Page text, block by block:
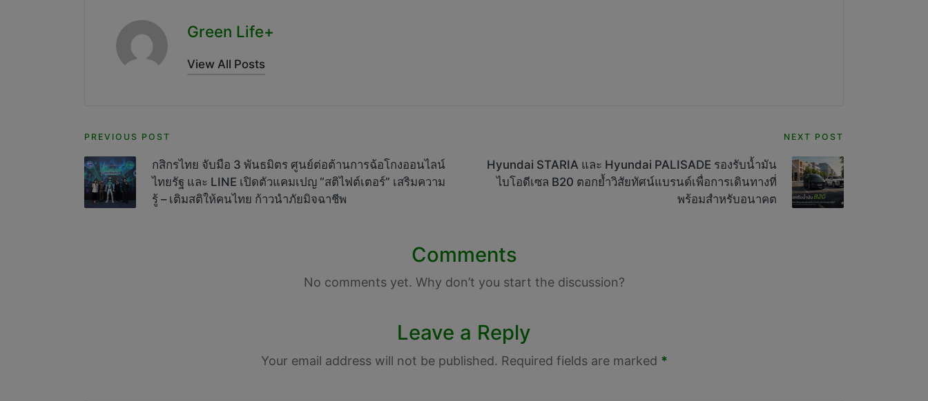
Green Life+
View All Posts
Post
navigation
PREVIOUS POST
กสิกรไทย จับมือ 3 พันธมิตร ศูนย์ต่อต้านการฉ้อโกงออนไลน์
ไทยรัฐ และ LINE เปิดตัวแคมเปญ “สติไฟต์เตอร์” เสริมความ
รู้ – เติมสติให้คนไทย ก้าวนำภัยมิจฉาชีพ
NEXT POST
Hyundai STARIA และ Hyundai PALISADE รองรับน้ำมัน
ไบโอดีเซล B20 ตอกย้ำวิสัยทัศน์แบรนด์เพื่อการเดินทางที่
พร้อมสำหรับอนาคต
Comments
No comments yet. Why don’t you start the discussion?
Leave a Reply
Your email address will not be published. Required fields are marked *